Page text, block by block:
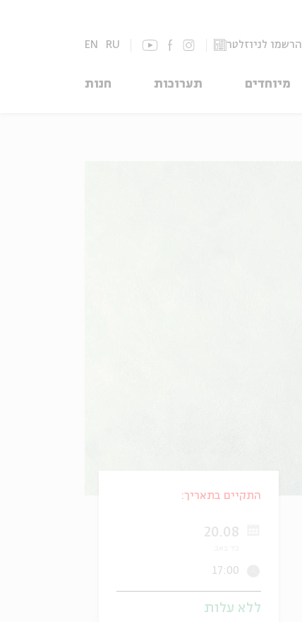
הרשמו לניוזלטר EN RU
מיוחדים תערוכות חנות
התקיים בתאריך:
20.08
17:00
ללא עלות